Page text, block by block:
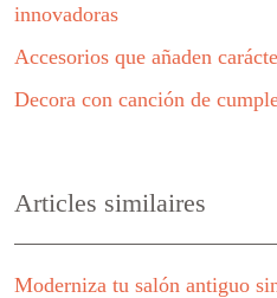
innovadoras
Accesorios que añaden
Decora con canción de
Articles similaires
Moderniza tu salón antiguo